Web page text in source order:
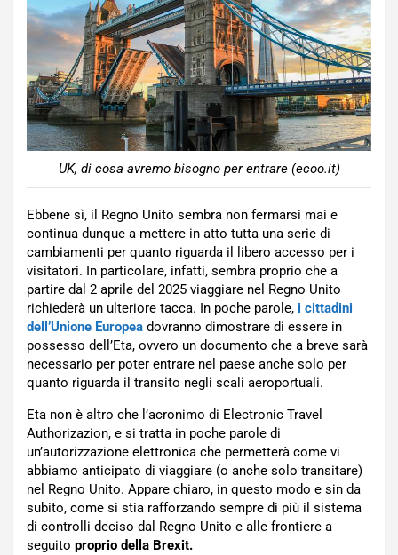
UK, di cosa avremo bisogno per entrare (ecoo.it)
Ebbene sì, il Regno Unito sembra non fermarsi mai e
continua dunque a mettere in atto tutta una serie di
cambiamenti per quanto riguarda il libero accesso per i
visitatori. In particolare, infatti, sembra proprio che a
partire dal 2 aprile del 2025 viaggiare nel Regno Unito
richiederà un ulteriore tacca. In poche parole, i cittadini
dell’Unione Europea dovranno dimostrare di essere in
possesso dell’Eta, ovvero un documento che a breve sarà
necessario per poter entrare nel paese anche solo per
quanto riguarda il transito negli scali aeroportuali.
Eta non è altro che l’acronimo di Electronic Travel
Authorizazion, e si tratta in poche parole di
un’autorizzazione elettronica che permetterà come vi
abbiamo anticipato di viaggiare (o anche solo transitare)
nel Regno Unito. Appare chiaro, in questo modo e sin da
subito, come si stia rafforzando sempre di più il sistema
di controlli deciso dal Regno Unito e alle frontiere a
seguito proprio della Brexit.